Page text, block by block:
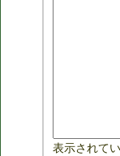
表示されて